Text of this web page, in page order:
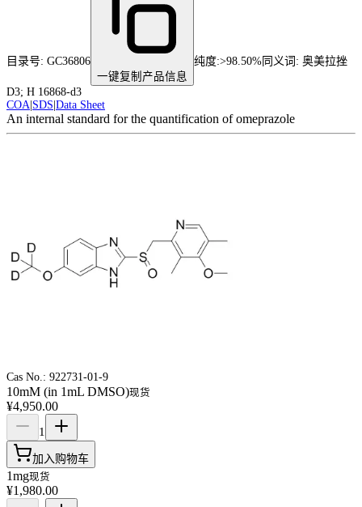
目录号: GC36806
一键复制产品信息
纯度:>98.50% 同义词: 奥美拉挫
D3; H 16868-d3
COA SDS Data Sheet
An internal standard for the quantification of omeprazole
Cas No.: 922731-01-9
10mM (in 1mL DMSO)现货
¥4,950.00
1
加入购物车
1mg现货
¥1,980.00